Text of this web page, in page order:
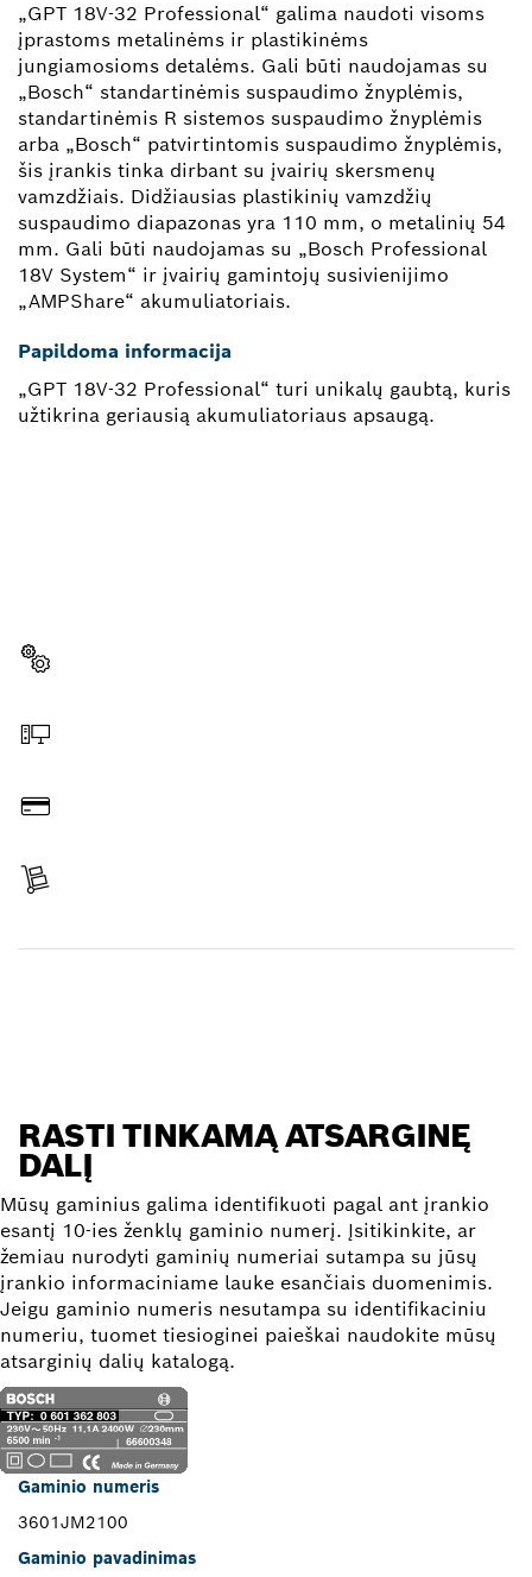
„GPT 18V-32 Professional“ galima naudoti visoms
įprastoms metalinėms ir plastikinėms
jungiamosioms detalėms. Gali būti naudojamas su
„Bosch“ standartinėmis suspaudimo žnyplėmis,
standartinėmis R sistemos suspaudimo žnyplėmis
arba „Bosch“ patvirtintomis suspaudimo žnyplėmis,
šis įrankis tinka dirbant su įvairių skersmenų
vamzdžiais. Didžiausias plastikinių vamzdžių
suspaudimo diapazonas yra 110 mm, o metalinių 54
mm. Gali būti naudojamas su „Bosch Professional
18V System“ ir įvairių gamintojų susivienijimo
„AMPShare“ akumuliatoriais.
Papildoma informacija
„GPT 18V-32 Professional“ turi unikalų gaubtą, kuris
užtikrina geriausią akumuliatoriaus apsaugą.
RASTI TINKAMĄ ATSARGINĘ
DALĮ
Mūsų gaminius galima identifikuoti pagal ant įrankio
esantį 10-ies ženklų gaminio numerį. Įsitikinkite, ar
žemiau nurodyti gaminių numeriai sutampa su jūsų
įrankio informaciniame lauke esančiais duomenimis.
Jeigu gaminio numeris nesutampa su identifikaciniu
numeriu, tuomet tiesioginei paieškai naudokite mūsų
atsarginių dalių katalogą.
Gaminio numeris
3601JM2100
Gaminio pavadinimas